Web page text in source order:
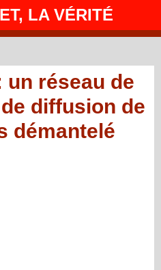
LA VÉRITÉ
un réseau de
diffusion de
démantelé